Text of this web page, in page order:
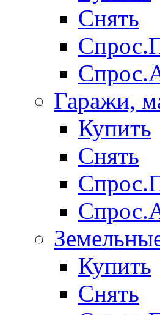
Снять
Гаражи,
Купить
Снять
Купить
Снять